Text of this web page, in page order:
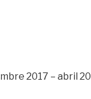
2017 – abril